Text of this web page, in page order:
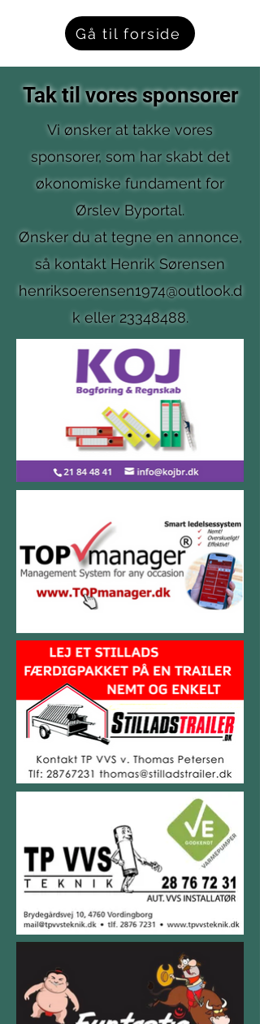
Gå til forside
Tak til vores sponsorer
Vi ønsker at takke vores
sponsorer, som har skabt det
økonomiske fundament for
Ørslev Byportal.
Ønsker du at tegne en annonce,
så kontakt Henrik Sørensen
henriksoerensen1974@outlook.d
k eller 23348488.